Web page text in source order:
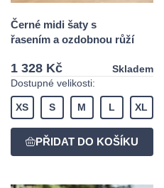
Černé midi šaty s
řasením a ozdobnou růží
1 328 Kč
Skladem
Dostupné velikosti:
XS S M L XL